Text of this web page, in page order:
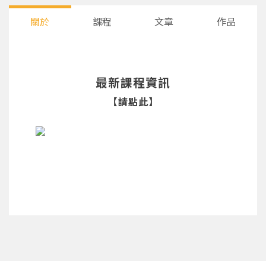
關於 課程 文章 作品
最新課程資訊
【請點此】